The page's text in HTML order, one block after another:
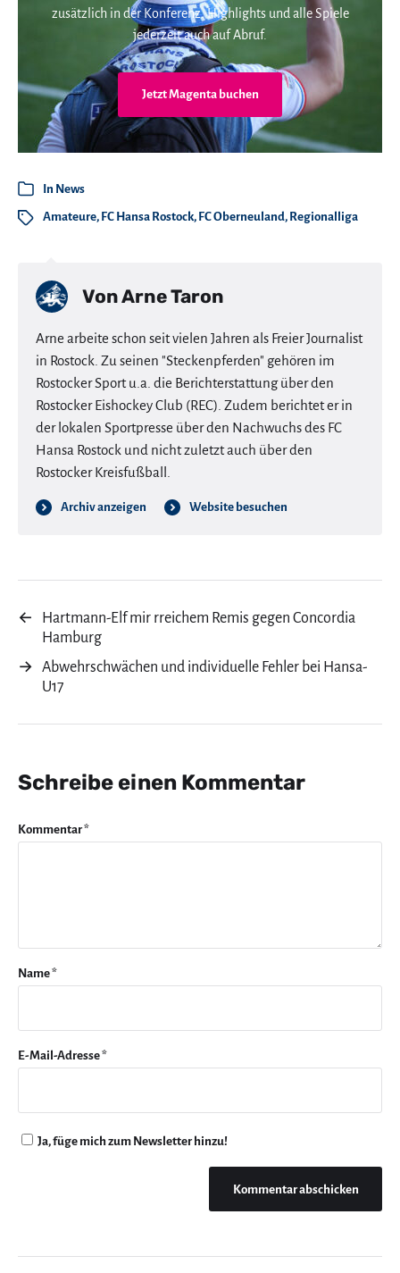
zusätzlich in der Konferenz. Highlights und alle Spiele
jederzeit auch auf Abruf.
Jetzt Magenta buchen
In News
Amateure, FC Hansa Rostock, FC Oberneuland, Regionalliga
VonArne Taron
Arne arbeite schon seit vielen Jahren als Freier Journalist
in Rostock. Zu seinen "Steckenpferden" gehören im
Rostocker Sport u.a. die Berichterstattung über den
Rostocker Eishockey Club (REC). Zudem berichtet er in
der lokalen Sportpresse über den Nachwuchs des FC
Hansa Rostock und nicht zuletzt auch über den
Rostocker Kreisfußball.
Archiv anzeigen Website besuchen
←
Hartmann-Elf mir rreichem Remis gegen Concordia
Hamburg
→
Abwehrschwächen und individuelle Fehler bei Hansa-
U17
Schreibe einen Kommentar
Kommentar*
Name*
E-Mail-Adresse*
Ja, füge mich zum Newsletter hinzu!